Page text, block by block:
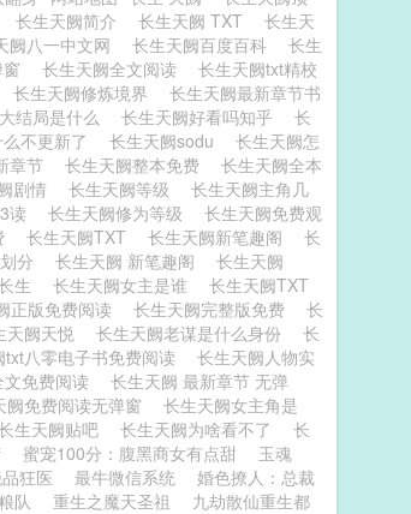
长生天阙简介 长生天阙 TXT
长生天
阙八一中文网 长生天阙百度百科
长生
长生天阙全文阅读
长生天阙txt精校
长生天阙修炼境界
长生天阙最新章节书
结局是什么 长生天阙好看吗知乎
长
不更新了 长生天阙sodu
长生天阙怎
章节 长生天阙整本免费
长生天阙全本
剧情 长生天阙等级
长生天阙主角几
读 长生天阙修为等级
长生天阙免费观
长生天阙TXT 长生天阙新笔趣阁
长
分 长生天阙 新笔趣阁
长生天阙
生 长生天阙女主是谁
长生天阙TXT
正版免费阅读 长生天阙完整版免费
长
天阙天悦 长生天阙老谋是什么身份
长
txt八零电子书免费阅读
长生天阙人物实
免费阅读
长生天阙 最新章节 无弹
阙免费阅读无弹窗
长生天阙女主角是
生天阙贴吧 长生天阙为啥看不了
长
蜜宠100分：腹黑商女有点甜
玉魂
狂医 最牛微信系统
婚色撩人：总裁
队 重生之魔天圣祖
九劫散仙重生都